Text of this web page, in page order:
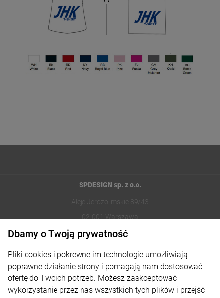
SPDESIGN sp. z o.o.
Aleje Jerozolimskie 89/43
02-001 Warszawa
sklep@reklamydrukarnia.pl
Moje konto
Dbamy o Twoją prywatność
Pliki cookies i pokrewne im technologie umożliwiają
poprawne działanie strony i pomagają nam dostosować
ofertę do Twoich potrzeb. Możesz zaakceptować
wykorzystanie przez nas wszystkich tych plików i przejść